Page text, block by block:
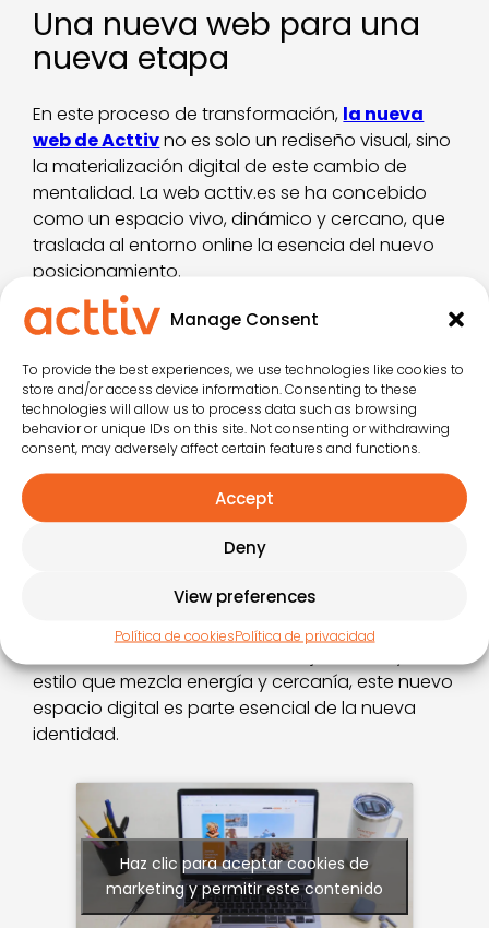
Manage Consent
To provide the best experiences, we use technologies like cookies to
store and/or access device information. Consenting to these
technologies will allow us to process data such as browsing
behavior or unique IDs on this site. Not consenting or withdrawing
consent, may adversely affect certain features and functions.
Accept
Deny
View preferences
Política de cookiesPolítica de privacidad
Una nueva web para una
nueva etapa
En este proceso de transformación, la nueva
web de Acttivno es solo un rediseño visual, sino
la materialización digital de este cambio de
mentalidad. La web acttiv.es se ha concebido
como un espacio vivo, dinámico y cercano, que
traslada al entorno online la esencia del nuevo
posicionamiento.
Más actual, más intuitiva y más inspiradora, la
web muestra de manera transparente cómo la
compañía entiende hoy el entretenimiento
turístico. No es únicamente un catálogo de
servicios, sino unescaparate narrativoque
refleja la promesa de marca:Juntos hacemos
destino. Cada sección está pensada para que
y profesionales puedan ver
cómo convertimos la estancia en experiencia y
contar con profesionales del
o un camping en algo más que un
alojamiento: en un lugar al que querer volver
estilo que mezcla energía y cercanía, este nuevo
espacio digital es parte esencial de la nueva
identidad.
Haz clic para aceptar cookies de
marketing y permitir este contenido